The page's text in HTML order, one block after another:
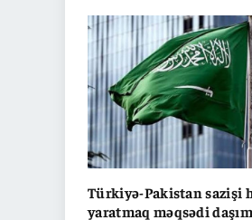
Türkiyə-Pakistan sazişi
yaratmaq məqsədi